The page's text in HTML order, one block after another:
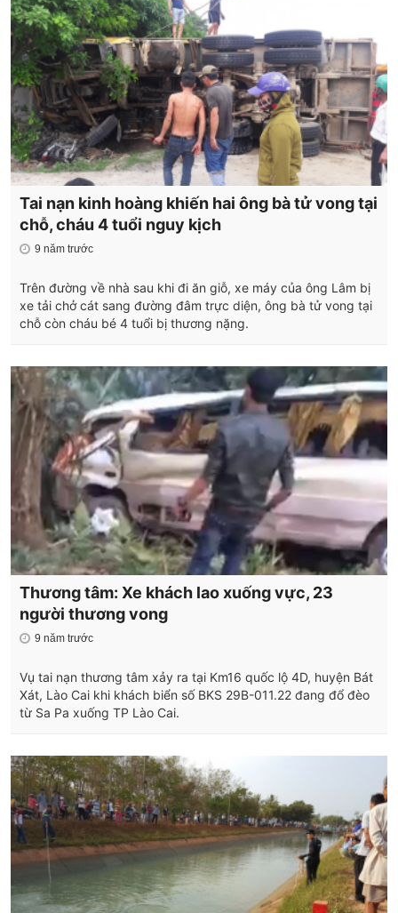
Tai nạn kinh hoàng khiến hai ông bà tử vong tại
chỗ, cháu 4 tuổi nguy kịch
9 năm trước
Trên đường về nhà sau khi đi ăn giỗ, xe máy của ông Lâm bị
xe tải chở cát sang đường đâm trực diện, ông bà tử vong tại
chỗ còn cháu bé 4 tuổi bị thương nặng.
Thương tâm: Xe khách lao xuống vực, 23
người thương vong
9 năm trước
Vụ tai nạn thương tâm xảy ra tại Km16 quốc lộ 4D, huyện Bát
Xát, Lào Cai khi khách biển số BKS 29B-011.22 đang đổ đèo
từ Sa Pa xuống TP Lào Cai.